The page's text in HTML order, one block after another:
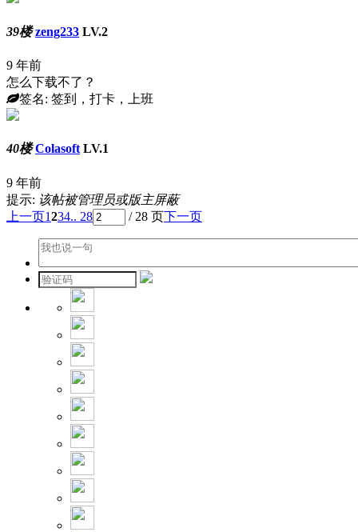
39楼 zeng233 LV.2
9 年前
怎么下载不了？
签名: 签到，打卡，上班
40楼 Colasoft LV.1
9 年前
提示: 该帖被管理员或版主屏蔽
上一页1234.. 28 / 28 页下一页